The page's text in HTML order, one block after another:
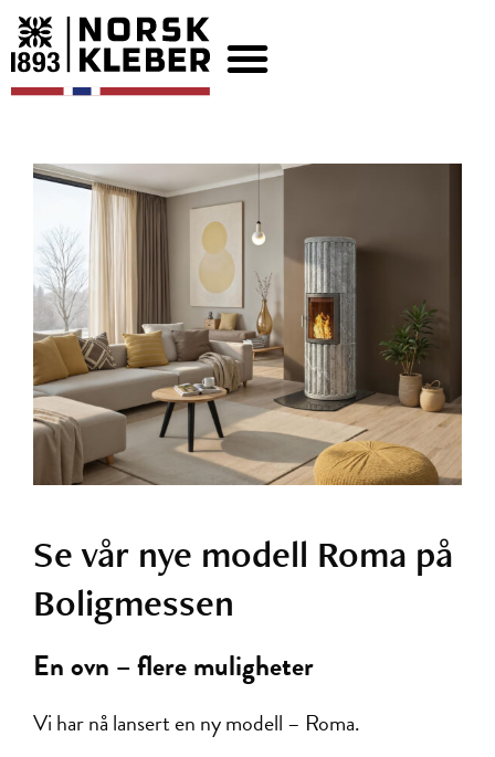
Se vår nye modell Roma på
Boligmessen
En ovn – flere muligheter
Vi har nå lansert en ny modell – Roma.